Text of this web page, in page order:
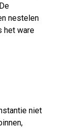
nestelen
het ware
niet